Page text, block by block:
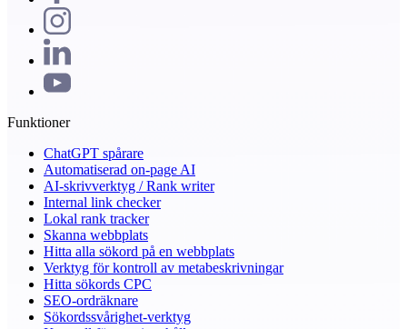
Funktioner
ChatGPT spårare
Automatiserad on-page AI
AI-skrivverktyg / Rank writer
Internal link checker
Lokal rank tracker
Skanna webbplats
Hitta alla sökord på en webbplats
Verktyg för kontroll av metabeskrivningar
Hitta sökords CPC
SEO-ordräknare
Sökordssvårighet-verktyg